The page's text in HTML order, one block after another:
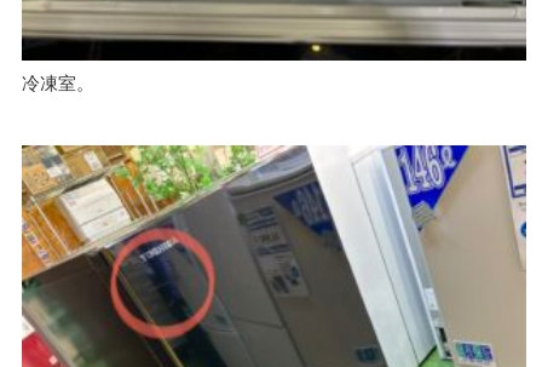
冷凍室。